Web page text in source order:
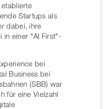
Startups als
dabei, ihre
in einer "AI First"-
bei
Business bei
(SBB) war
für eine Vielzahl